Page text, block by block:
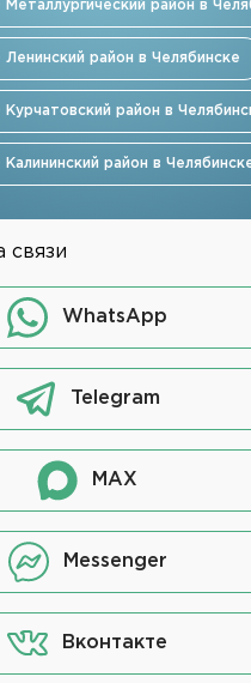
район в
район в Челябинске
район в
район в
связи
WhatsApp
Telegram
MAX
Messenger
Вконтакте